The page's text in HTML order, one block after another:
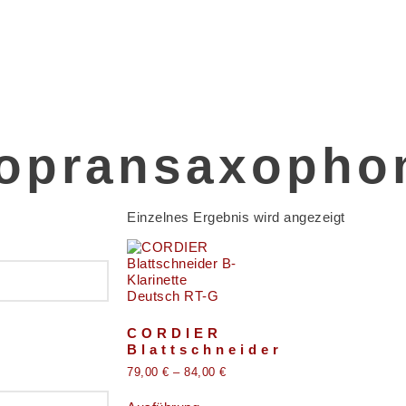
Einzelnes Ergebnis wird angezeigt
CORDIER
Blattschneider
79,00 € – 84,00 €